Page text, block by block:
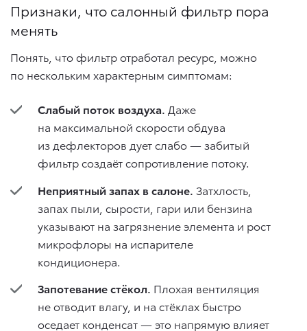
Признаки, что салонный фильтр пора
менять
Понять, что фильтр отработал ресурс, можно
по нескольким характерным симптомам:
Слабый поток воздуха. Даже
на максимальной скорости обдува
из дефлекторов дует слабо — забитый
фильтр создаёт сопротивление потоку.
Неприятный запах в салоне. Затхлость,
запах пыли, сырости, гари или бензина
указывают на загрязнение элемента и рост
микрофлоры на испарителе
кондиционера.
Запотевание стёкол. Плохая вентиляция
не отводит влагу, и на стёклах быстро
оседает конденсат — это напрямую влияет